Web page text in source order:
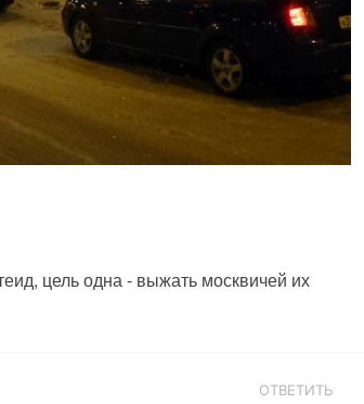
цель одна - выжать москвичей их
ОТВЕТИТЬ